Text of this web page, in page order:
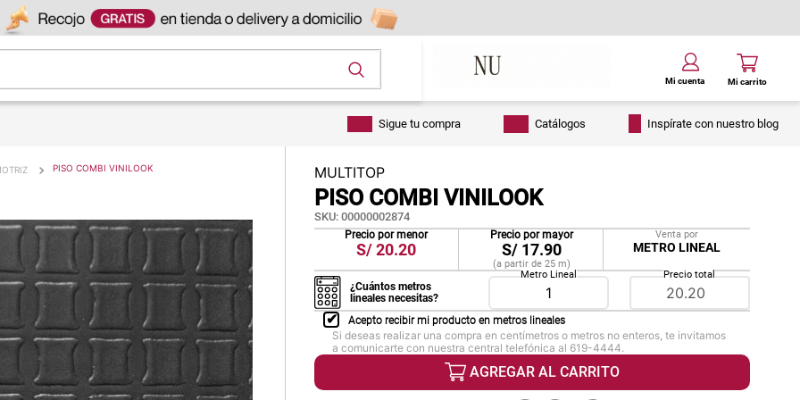
Sigue tu compra Catálogos Inspírate con nuestro blog
PISO COMBI VINILOOK MULTITOP
PISO COMBI VINILOOK
SKU: 00000002874
Precio por menor
S/20.20
Precio por mayor
S/ 17.90
(a partir de 25 m)
Venta por
METRO LINEAL
¿Cuántos metros
lineales necesitas?
Metro Lineal Precio total
Acepto recibir mi producto en metros lineales
Si deseas realizar una compra en centímetros o metros no enteros, te invitamos
a comunicarte con nuestra central telefónica al 619-4444.
AGREGAR AL CARRITO